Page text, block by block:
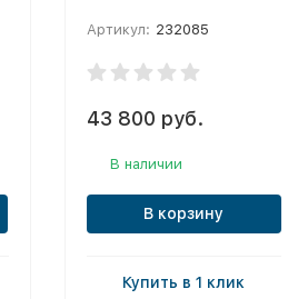
Артикул: 232085
43 800 руб.
В наличии
В корзину
Купить в 1 клик